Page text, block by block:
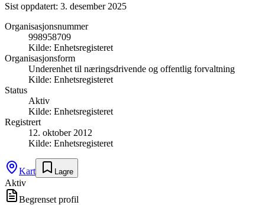
Sist oppdatert: 3. desember 2025
Organisasjonsnummer
998958709
Kilde: Enhetsregisteret
Organisasjonsform
Underenhet til næringsdrivende og offentlig forvaltning
Kilde: Enhetsregisteret
Status
Aktiv
Kilde: Enhetsregisteret
Registrert
12. oktober 2012
Kilde: Enhetsregisteret
Kart Lagre
Aktiv
Begrenset profil